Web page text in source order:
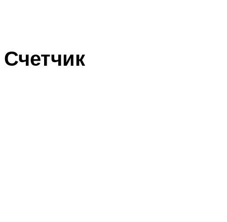
Счетчик